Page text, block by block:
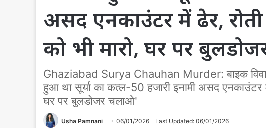
असद एनकाउंटर में ढेर, रोती
को भी मारो, घर पर
Ghaziabad Surya Chauhan Murder: बाइक
हुआ था सूर्या का कत्ल-50 हजारी इनामी असद एनकाउंटर में
घर पर बुलडोजर चलाओ'
Usha Pamnani 06/01/2026 Last Updated: 06/01/2026